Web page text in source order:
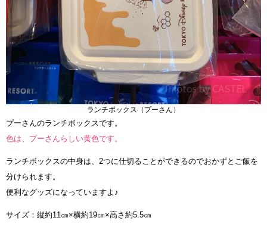
ランチボックス（プーさん）
プーさんのランチボックスです。
色は、プーさんらしい黄色です。
ランチボックスの中身は、2つに仕切ることができるのでおかずとご飯を
分けられます。
便利なグッズになっていますよ♪
サイズ：縦約11㎝×横約19㎝×高さ約5.5㎝